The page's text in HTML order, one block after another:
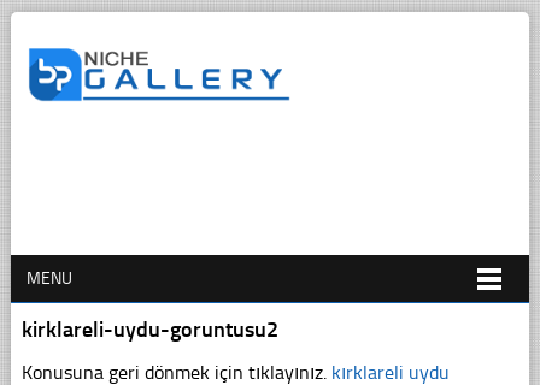
MENU
kirklareli-uydu-goruntusu2
Konusuna geri dönmek için tıklayınız. kırklareli uydu